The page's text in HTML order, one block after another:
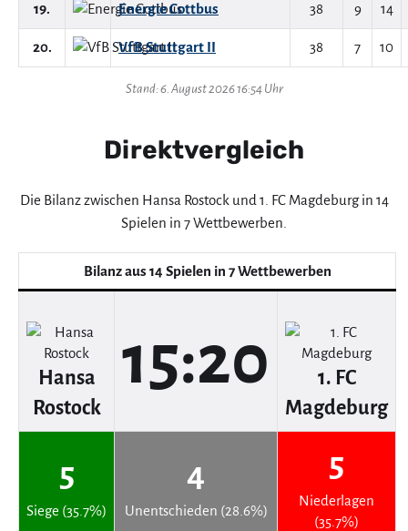
19. Energie Cottbus 38 9 14
20. VfB Stuttgart II 38 7 10
Stand: 6. August 2026 16:54 Uhr
Direktvergleich
Die Bilanz zwischen Hansa Rostock und 1. FC Magdeburg in 14
Spielen in 7 Wettbewerben.
Bilanz aus 14 Spielen in 7 Wettbewerben
Hansa
Rostock
15:20
1. FC
Magdeburg
5
Siege (35.7%)
4
Unentschieden (28.6%)
5
Niederlagen
(35.7%)